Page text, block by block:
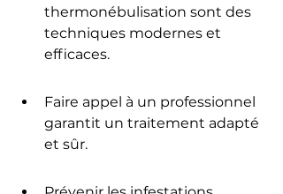
thermonébulisation sont des
techniques modernes et
efficaces.
Faire appel à un professionnel
garantit un traitement adapté
et sûr.